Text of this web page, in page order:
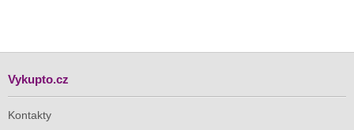
Vykupto.cz
Kontakty